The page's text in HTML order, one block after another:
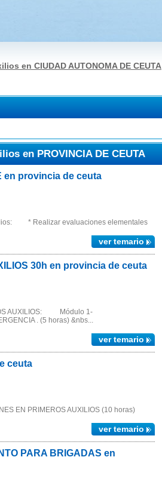
en CIUDAD AUTONOMA DE CEUTA
en PROVINCIA DE CEUTA
en provincia de ceuta
* Realizar evaluaciones elementales
ver temario
30h en provincia de ceuta
AUXILIOS: Módulo 1-
. (5 horas) &nbs...
ver temario
ceuta
EN PRIMEROS AUXILIOS (10 horas)
ver temario
PARA BRIGADAS en